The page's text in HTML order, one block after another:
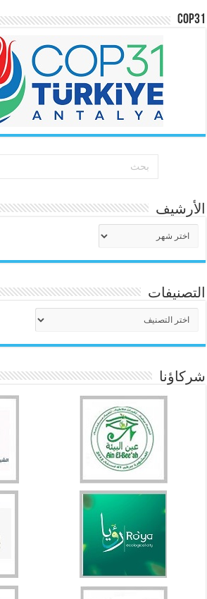
COP31
الأرشيف
الأرشيف
التصنيفات
التصنيفات
شركاؤنا